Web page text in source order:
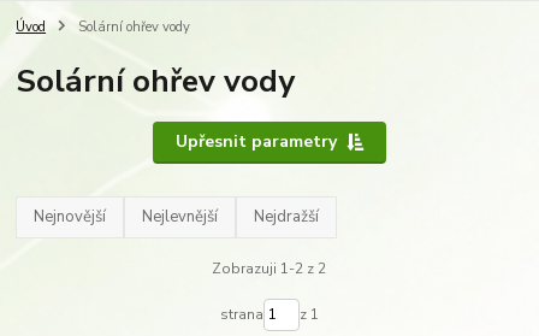
Úvod Solární ohřev vody
Solární ohřev vody
Upřesnit parametry
Nejnovější Nejlevnější Nejdražší
Zobrazuji 1-2 z 2
strana z 1